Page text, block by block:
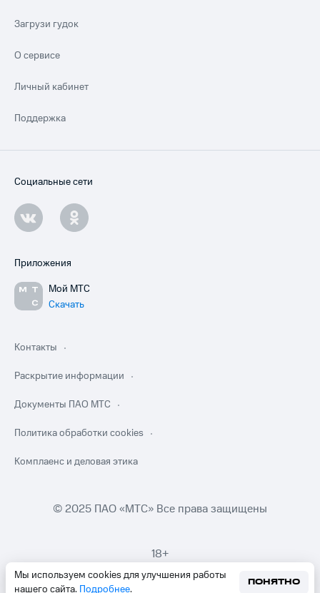
Мы используем cookies для улучшения работы
нашего сайта. Подробнее.
ПОНЯТНО
Загрузи гудок
О сервисе
Личный кабинет
Поддержка
Социальные сети
Приложения
Мой МТС
Скачать
Контакты
Раскрытие информации
Документы ПАО МТС
Политика обработки cookies
Комплаенс и деловая этика
© 2025 ПАО «МТС» Все права защищены
18+